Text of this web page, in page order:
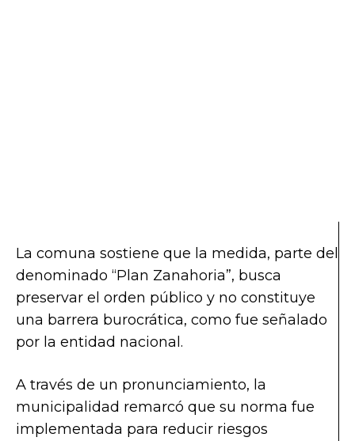
La comuna sostiene que la medida, parte del
denominado “Plan Zanahoria”, busca
preservar el orden público y no constituye
una barrera burocrática, como fue señalado
por la entidad nacional.
A través de un pronunciamiento, la
municipalidad remarcó que su norma fue
implementada para reducir riesgos